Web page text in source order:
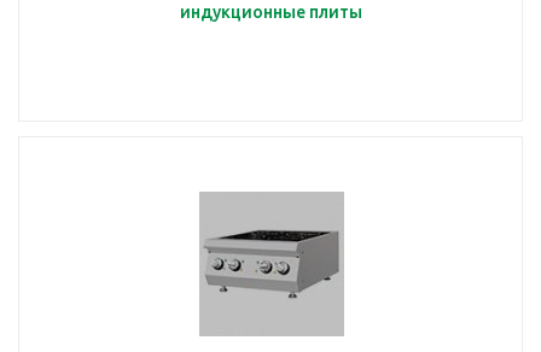
индукционные плиты